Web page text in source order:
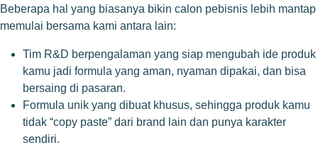
Beberapa hal yang biasanya bikin calon pebisnis lebih mantap
memulai bersama kami antara lain:
Tim R&D berpengalaman yang siap mengubah ide produk
kamu jadi formula yang aman, nyaman dipakai, dan bisa
bersaing di pasaran.
Formula unik yang dibuat khusus, sehingga produk kamu
tidak “copy paste” dari brand lain dan punya karakter
sendiri.